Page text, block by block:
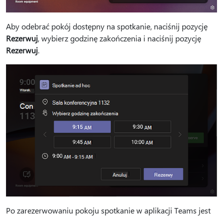
Aby odebrać pokój dostępny na spotkanie, naciśnij pozycję
Rezerwuj, wybierz godzinę zakończenia i naciśnij pozycję
Rezerwuj.
Po zarezerwowaniu pokoju spotkanie w aplikacji Teams jest